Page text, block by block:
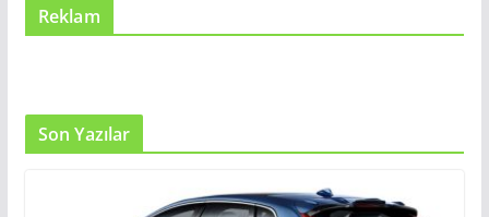
Reklam
Son Yazılar